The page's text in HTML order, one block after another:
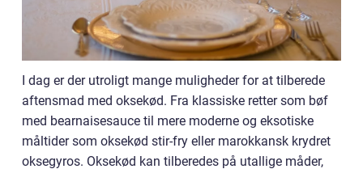
I dag er der utroligt mange muligheder for at tilberede
aftensmad med oksekød. Fra klassiske retter som bøf
med bearnaisesauce til mere moderne og eksotiske
måltider som oksekød stir-fry eller marokkansk krydret
oksegyros. Oksekød kan tilberedes på utallige måder,